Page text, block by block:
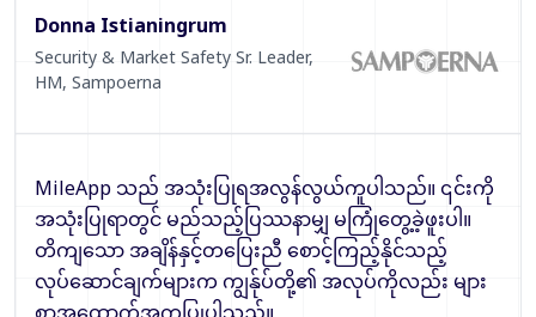
Donna Istianingrum
Security & Market Safety Sr. Leader,
HM, Sampoerna
MileApp သည် အသုံးပြုရအလွန်လွယ်ကူပါသည်။ ၎င်းကို
အသုံးပြုရာတွင် မည်သည့်ပြဿနာမျှ မကြုံတွေ့ခဲ့ဖူးပါ။
တိကျသော အချိန်နှင့်တပြေးညီ စောင့်ကြည့်နိုင်သည့်
လုပ်ဆောင်ချက်များက ကျွန်ုပ်တို့၏ အလုပ်ကိုလည်း များ